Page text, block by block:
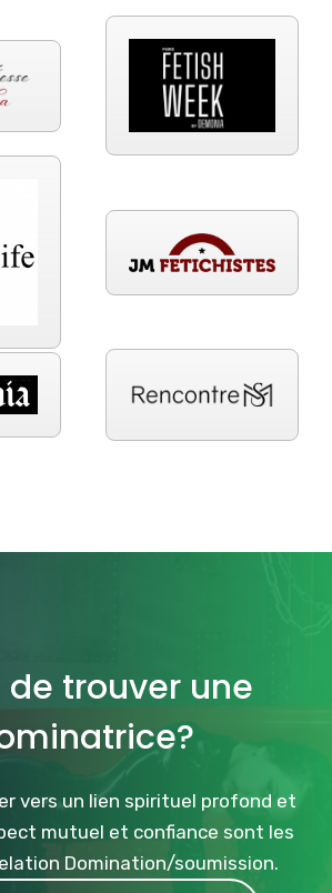
de trouver une
vers un lien spirituel profond et
mutuel et confiance sont les
Domination/soumission.